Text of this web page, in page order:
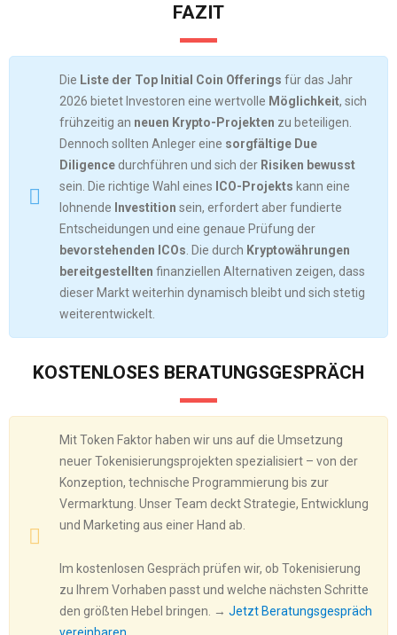
FAZIT
Die Liste der Top Initial Coin Offerings für das Jahr
2026 bietet Investoren eine wertvolle Möglichkeit, sich
frühzeitig an neuen Krypto-Projekten zu beteiligen.
Dennoch sollten Anleger eine sorgfältige Due
Diligence durchführen und sich der Risiken bewusst
sein. Die richtige Wahl eines ICO-Projekts kann eine
lohnende Investition sein, erfordert aber fundierte
Entscheidungen und eine genaue Prüfung der
bevorstehenden ICOs . Die durch Kryptowährungen
bereitgestellten finanziellen Alternativen zeigen, dass
dieser Markt weiterhin dynamisch bleibt und sich stetig
weiterentwickelt.
KOSTENLOSES BERATUNGSGESPRÄCH
Mit Token Faktor haben wir uns auf die Umsetzung
neuer Tokenisierungsprojekten spezialisiert – von der
Konzeption, technische Programmierung bis zur
Vermarktung. Unser Team deckt Strategie, Entwicklung
und Marketing aus einer Hand ab.
Im kostenlosen Gespräch prüfen wir, ob Tokenisierung
zu Ihrem Vorhaben passt und welche nächsten Schritte
den größten Hebel bringen. → Jetzt Beratungsgespräch